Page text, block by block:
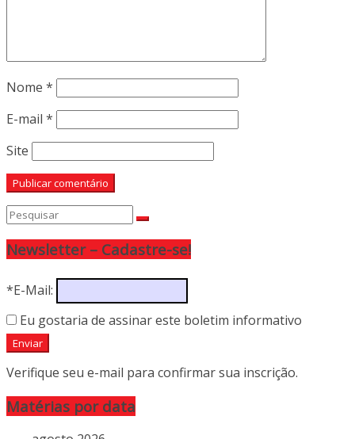
Nome *
E-mail *
Site
Newsletter – Cadastre-se!
*E-Mail:
Eu gostaria de assinar este boletim informativo
Verifique seu e-mail para confirmar sua inscrição.
Matérias por data